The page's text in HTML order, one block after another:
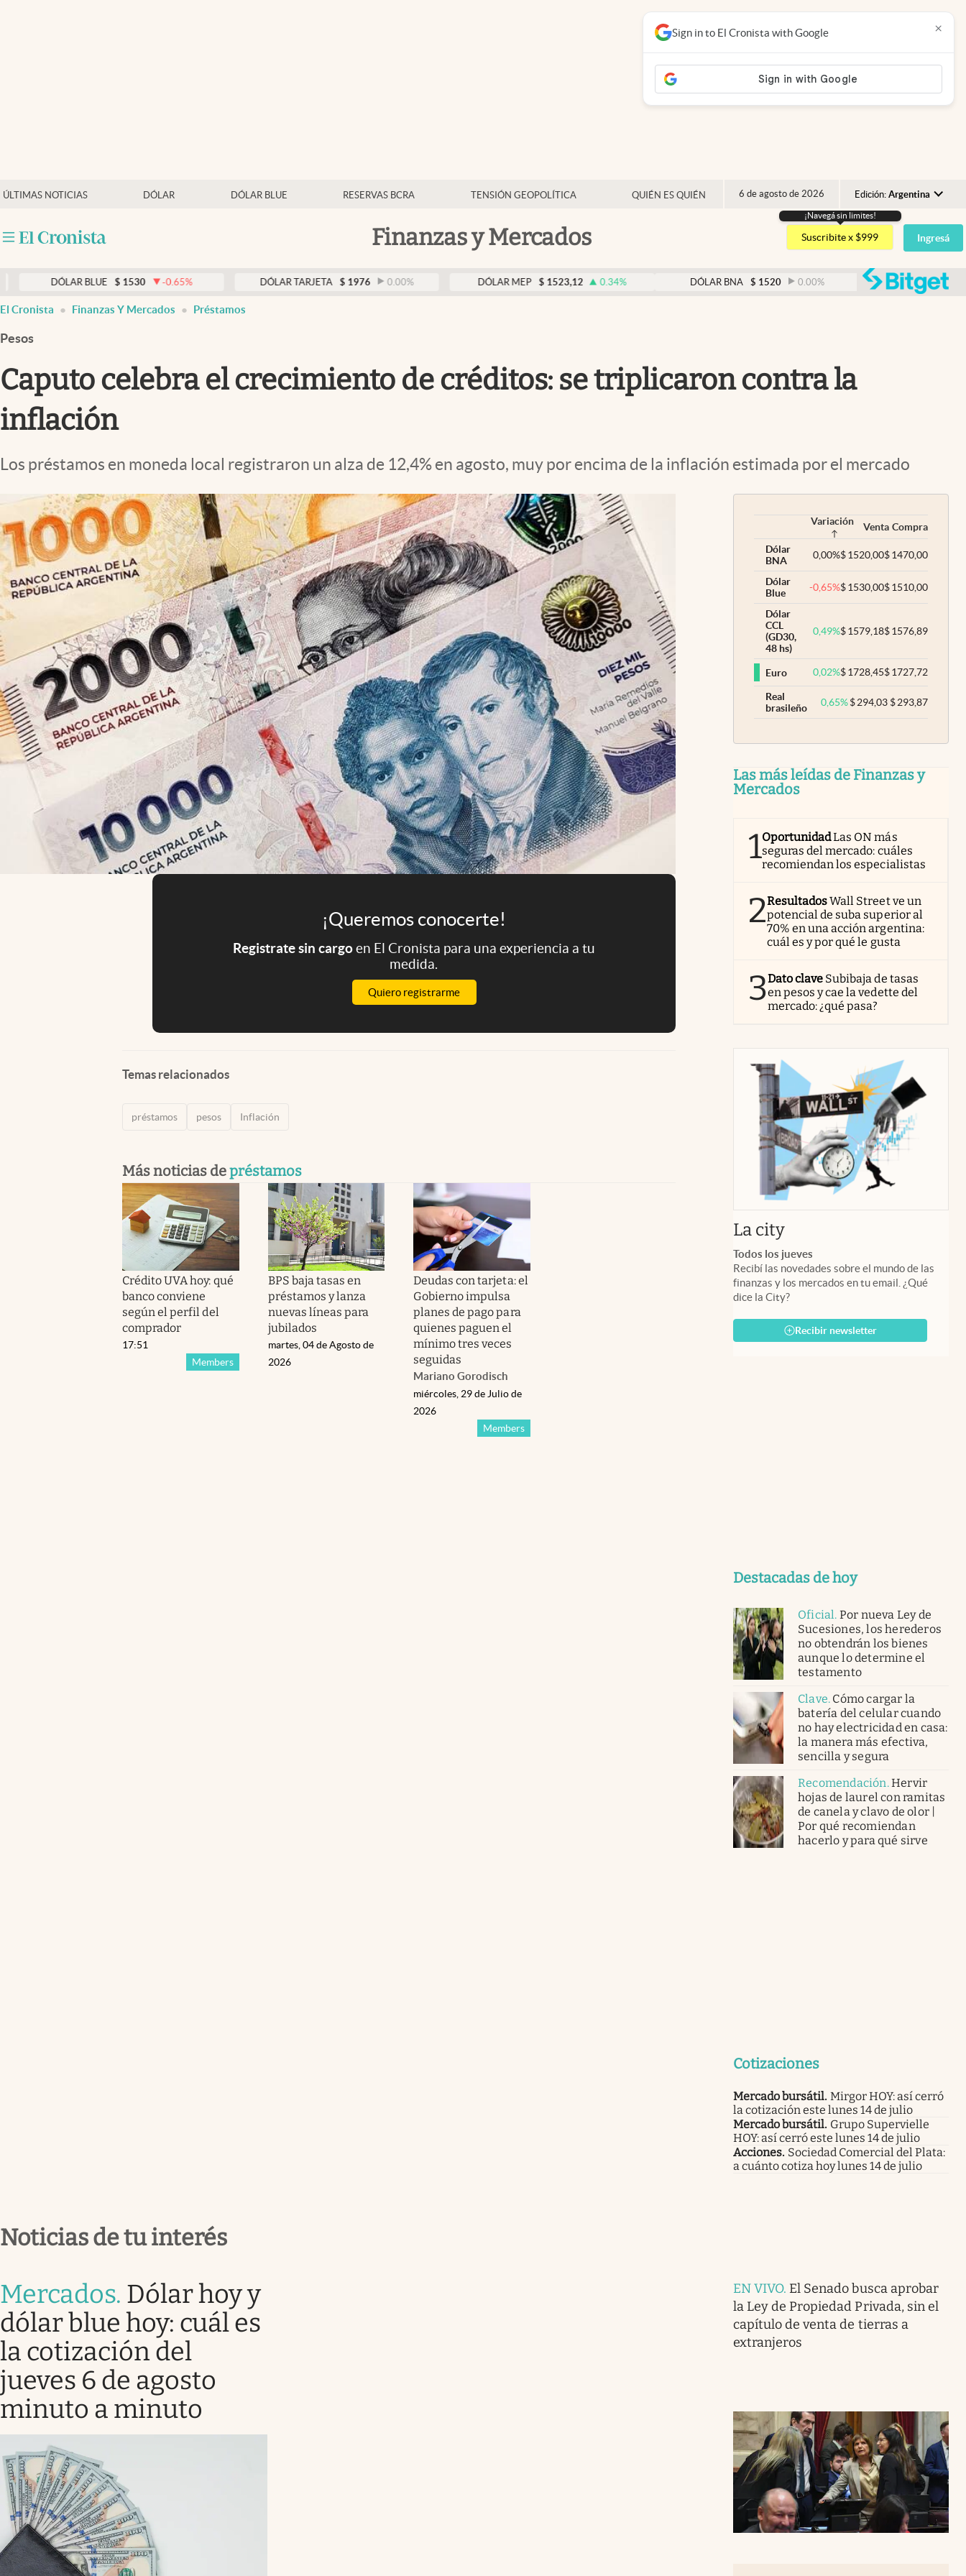
ÚLTIMAS NOTICIAS DÓLAR DÓLAR BLUE RESERVAS BCRA TENSIÓN GEOPOLÍTICA QUIÉN ES QUIÉN 6 de agosto de 2026 Edición: Argentina
Argentina
España
USA
Finanzas y Mercados
Mercados Online
Otras secciones
Clima
Mundial 2026
El Cronista Studio
abre en nueva pestaña
¡Navegá sin limites!
Suscribite x $999 Ingresá
DÓLAR BLUE $ 1530 -0.65% DÓLAR TARJETA $ 1976 0.00% DÓLAR MEP $ 1523,12 0.34% DÓLAR BNA $ 1520 0.00% DÓLAR BLUE $ 1530
Sign in to El Cronista with Google ×
El Cronista Finanzas Y Mercados Préstamos
Pesos
Caputo celebra el crecimiento de créditos: se triplicaron contra la
inflación
Los préstamos en moneda local registraron un alza de 12,4% en agosto, muy por encima de la inflación estimada por el mercado
¡Queremos conocerte!
Registrate sin cargoen El Cronista para una experiencia a tu
medida.
Quiero registrarme
Temas relacionados
préstamos pesos Inflación
Más noticias depréstamos
Crédito UVA hoy: qué
banco conviene
según el perfil del
comprador
Members
17:51
BPS baja tasas en
préstamos y lanza
nuevas líneas para
jubilados
martes, 04 de Agosto de
2026
Deudas con tarjeta: el
Gobierno impulsa
planes de pago para
quienes paguen el
mínimo tres veces
seguidas
Mariano Gorodisch
Members
miércoles, 29 de Julio de
2026
Variación Venta Compra
Dólar
BNA
0,00%$1520,00$1470,00
Dólar
Blue
-0,65%$1530,00$1510,00
Dólar
CCL
(GD30,
48 hs)
0,49%$1579,18$1576,89
Euro 0,02%$1728,45$1727,72
Real
brasileño
0,65% $294,03 $293,87
Las más leídas de Finanzas y
Mercados
1OportunidadLas ON más
seguras del mercado: cuáles
recomiendan los especialistas
2ResultadosWall Street ve un
potencial de suba superior al
70% en una acción argentina:
cuál es y por qué le gusta
3Dato clave Subibaja de tasas
en pesos y cae la vedette del
mercado: ¿qué pasa?
La cityabre en nueva pestaña
Todos los jueves
Recibí las novedades sobre el mundo de las
finanzas y los mercados en tu email. ¿Qué
dice la City?
Recibir newsletter
Destacadas de hoy
Oficial. Por nueva Ley de
Sucesiones, los herederos
no obtendrán los bienes
aunque lo determine el
testamento
Clave. Cómo cargar la
batería del celular cuando
no hay electricidad en casa:
la manera más efectiva,
sencilla y segura
Recomendación.Hervir
hojas de laurel con ramitas
de canela y clavo de olor |
Por qué recomiendan
hacerlo y para qué sirve
Cotizaciones
Mercado bursátil. Mirgor HOY: así cerró
la cotización este lunes 14 de julio
Mercado bursátil. Grupo Supervielle
HOY: así cerró este lunes 14 de julio
Acciones. Sociedad Comercial del Plata:
a cuánto cotiza hoy lunes 14 de julio
Noticias de tu interés
Mercados. Dólar hoy y
dólar blue hoy: cuál es
la cotización del
jueves 6 de agosto
minuto a minuto
EN VIVO. El Senado busca aprobar
la Ley de Propiedad Privada, sin el
capítulo de venta de tierras a
extranjeros